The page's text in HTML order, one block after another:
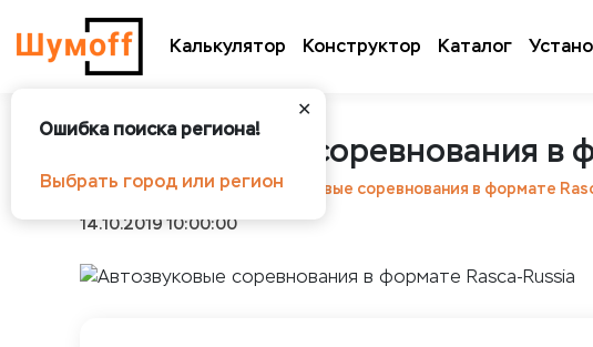
Калькулятор Конструктор Каталог
✕
Ошибка поиска региона!
Выбрать город или регион
Автозвуковые соревнования в
Шумоff Новости
Автозвуковые соревнования в формате
14.10.2019 10:00:00